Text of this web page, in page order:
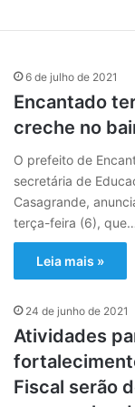
6 de julho de 2021
Encantado
creche no
O prefeito de
secretária de
Casagrande,
terça-feira (6), que…
Leia mais »
24 de junho de 2021
Atividades
Fiscal serão